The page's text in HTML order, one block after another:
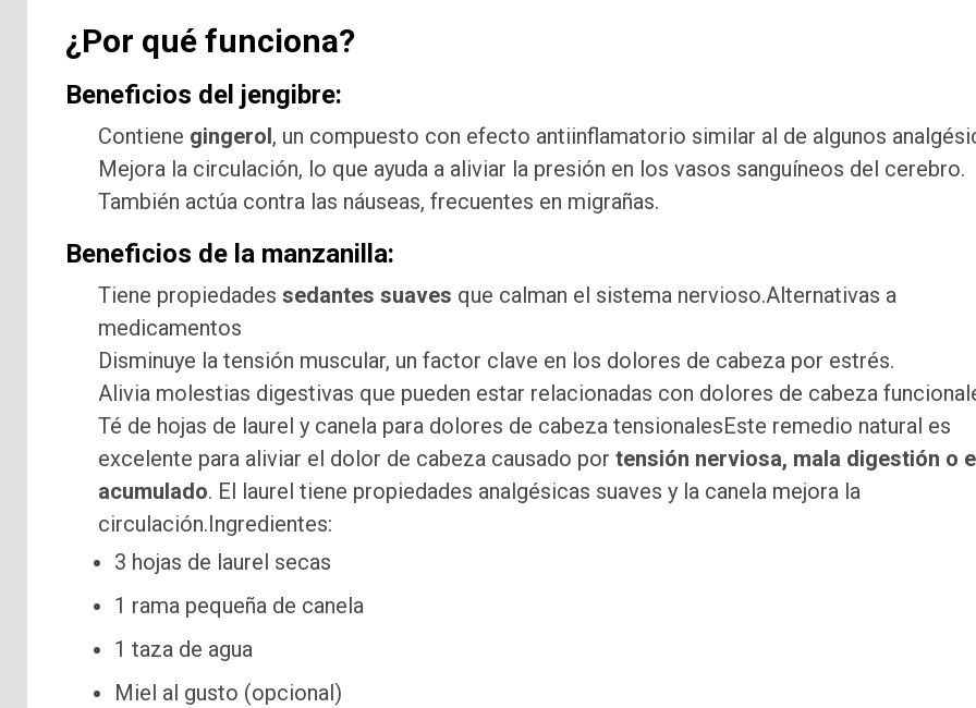
¿Por qué funciona?
Beneficios del jengibre:
Contiene gingerol, un compuesto con efecto antiinflamatorio similar al de algunos
Mejora la circulación, lo que ayuda a aliviar la presión en los vasos sanguíneos del cerebro.
También actúa contra las náuseas, frecuentes en migrañas.
Beneficios de la manzanilla:
Tiene propiedades sedantes suaves que calman el sistema nervioso.Alternativas a
medicamentos
Disminuye la tensión muscular, un factor clave en los dolores de cabeza por estrés.
Alivia molestias digestivas que pueden estar relacionadas con dolores de cabeza
Té de hojas de laurel y canela para dolores de cabeza tensionalesEste remedio natural es
excelente para aliviar el dolor de cabeza causado por tensión nerviosa, mala digestión o
acumulado. El laurel tiene propiedades analgésicas suaves y la canela mejora la
circulación.Ingredientes:
3 hojas de laurel secas
1 rama pequeña de canela
1 taza de agua
Miel al gusto (opcional)